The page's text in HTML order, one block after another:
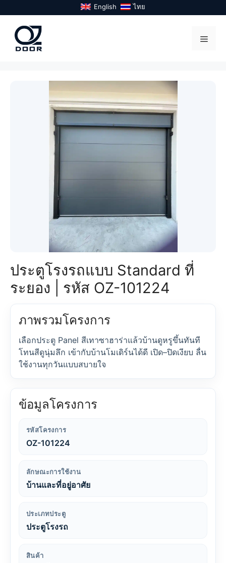
to
content
English ไทย
ประตูโรงรถแบบ Standard ที่
ระยอง | รหัส OZ-101224
ภาพรวมโครงการ
เลือกประตู Panel สีเทาซาฮาร่าแล้วบ้านดูหรูขึ้นทันที
โทนสีดูนุ่มลึก เข้ากับบ้านโมเดิร์นได้ดี เปิด–ปิดเงียบ ลื่น
ใช้งานทุกวันแบบสบายใจ
ข้อมูลโครงการ
รหัสโครงการ
OZ-101224
ลักษณะการใช้งาน
บ้านและที่อยู่อาศัย
ประเภทประตู
ประตูโรงรถ
สินค้า